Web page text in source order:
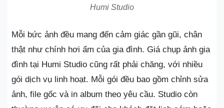
Humi Studio
Mỗi bức ảnh đều mang đến cảm giác gần gũi, chân
thật như chính hơi ấm của gia đình. Giá chụp ảnh gia
đình tại Humi Studio cũng rất phải chăng, với nhiều
gói dịch vụ linh hoạt. Mỗi gói đều bao gồm chỉnh sửa
ảnh, file gốc và in album theo yêu cầu. Studio còn